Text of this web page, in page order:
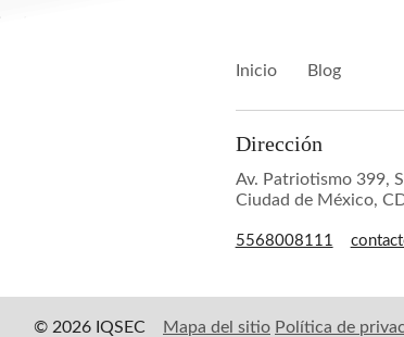
Inicio Blog
Dirección
Av. Patriotismo 399,
Ciudad de México,
5568008111
© 2026 IQSEC Mapa del sitio Política de